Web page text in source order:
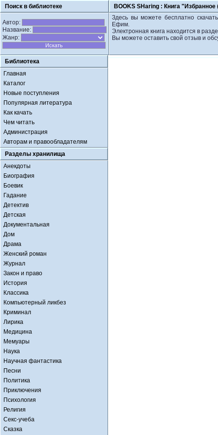
Поиск в библиотеке BOOKS SHaring : Книга
Автор:
Название:
Жанр:
Здесь вы можете бесплатно
Ефим.
Электронная книга находится в
Вы можете оставить свой отзыв и
Библиотека
Главная
Каталог
Новые поступления
Популярная литература
Как качать
Чем читать
Администрация
Авторам и правообладателям
Разделы хранилища
Анекдоты
Биография
Боевик
Гадание
Детектив
Детская
Документальная
Дом
Драма
Женский роман
Журнал
Закон и право
История
Классика
Компьютерный ликбез
Криминал
Лирика
Медицина
Мемуары
Наука
Научная фантастика
Песни
Политика
Приключения
Психология
Религия
Секс-учеба
Сказка